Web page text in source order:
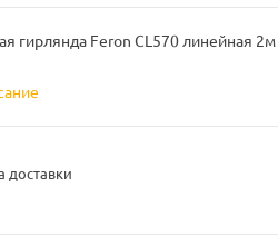
гирлянда Feron CL570 линейная
доставки